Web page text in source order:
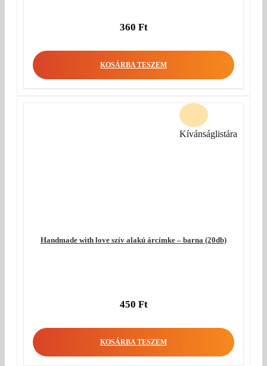
360 Ft
KOSÁRBA TESZEM
Handmade with love szív alakú árcímke – barna (20db)
450 Ft
KOSÁRBA TESZEM
Kívánságlistára